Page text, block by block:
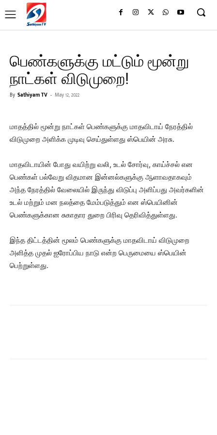
பெண்களுக்கு மட்டும் மூன்று
நாட்கள் விடுமுறை!
By Sathiyam TV - May 12, 2022
மாதத்தில் மூன்று நாட்கள் பெண்களுக்கு மாதவிடாய் நேரத்தில்
விடுமுறை அளிக்க முடிவு செய்துள்ளது ஸ்பெயின் அரசு.
மாதவிடாயின் போது வயிற்று வலி, உடல் சோர்வு, காய்ச்சல் என
பெண்கள் பல்வேறு விதமான இன்னல்களுக்கு ஆளாவதாகவும்
அந்த நேரத்தில் வேலையில் இருந்து விடுப்பு அளிப்பது அவர்களின்
உடல் மற்றும் மன நலத்தை மேம்படுத்தும் என ஸ்பெயினின்
பெண்களுக்கான சுகாதார துறை பிரிவு தெரிவித்துள்ளது.
இந்த திட்டத்தின் மூலம் பெண்களுக்கு மாதவிடாய் விடுமுறை
அளித்த முதல் ஐரோப்பிய நாடு என்ற பெருமையை ஸ்பெயின்
பெற்றுள்ளது.